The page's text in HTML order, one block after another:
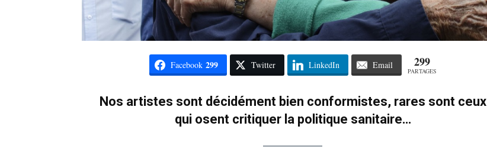
Facebook 299 Twitter LinkedIn Email 299
PARTAGES
Nos artistes sont décidément bien conformistes, rares sont ceux
qui osent critiquer la politique sanitaire…